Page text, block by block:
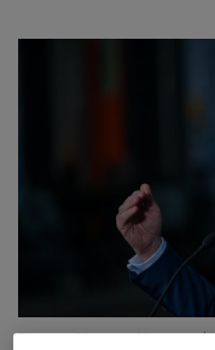
Premier Mateusz Morawiecki